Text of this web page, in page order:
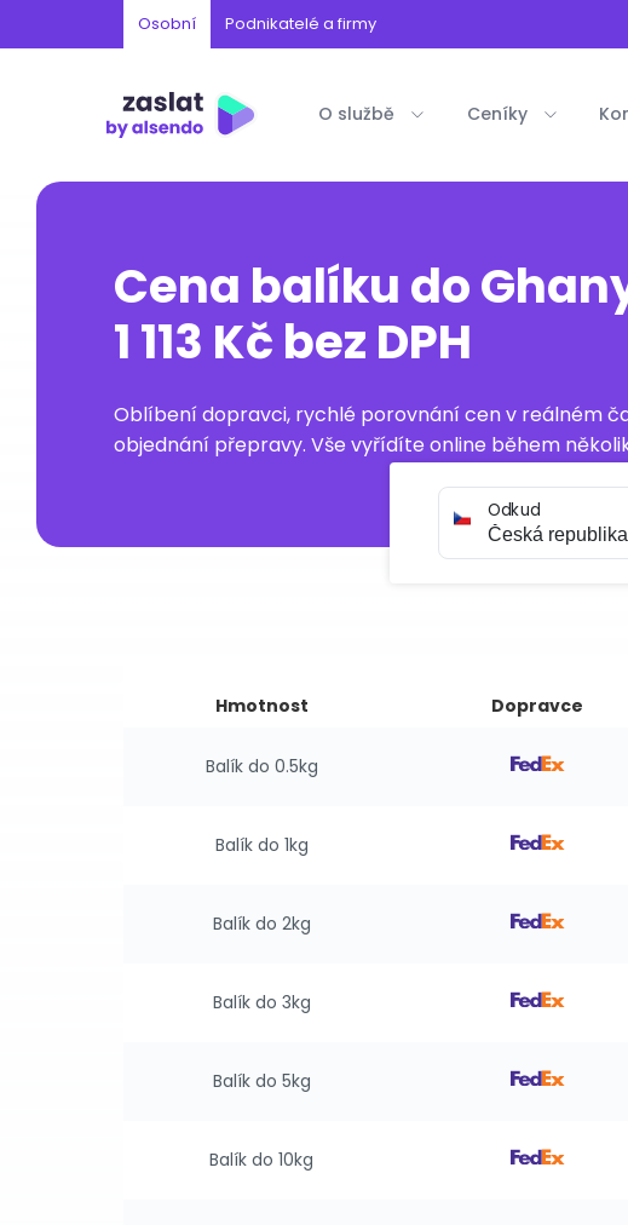
Osobní Podnikatelé a firmy
O službě Ceníky
Cena balíku do
1 113 Kč bez DPH
Oblíbení dopravci, rychlé porovnání cen v reálném
objednání přepravy. Vše vyřídíte online během
Odkud
Hmotnost Dopravce
Balík do 0.5kg
Balík do 1kg
Balík do 2kg
Balík do 3kg
Balík do 5kg
Balík do 10kg